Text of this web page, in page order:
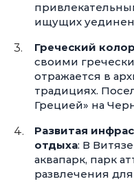
ищущих
Греческий
своими
отражается в
традициях.
Грецией» на
Развитая
отдыха: В
аквапарк, парк
развлечения